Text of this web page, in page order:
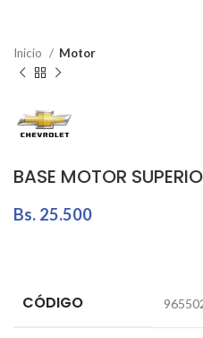
Inicio Motor
BASE MOTOR
Bs. 25.500
CÓDIGO